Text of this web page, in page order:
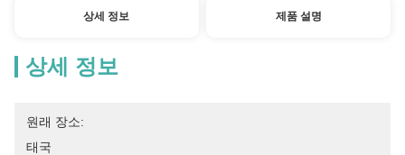
상세 정보 제품 설명
상세 정보
원래 장소:
태국